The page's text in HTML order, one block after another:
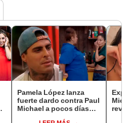
Pamela López lanza
fuerte dardo contra Paul
Michael a pocos días